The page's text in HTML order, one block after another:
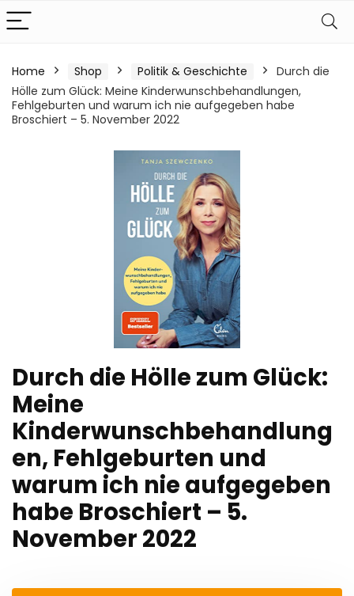
Home Shop Politik & Geschichte
Durch die
Hölle zum Glück: Meine Kinderwunschbehandlungen,
Fehlgeburten und warum ich nie aufgegeben habe
Broschiert – 5. November 2022
Durch die Hölle zum Glück:
Meine
Kinderwunschbehandlung
en, Fehlgeburten und
warum ich nie aufgegeben
habe Broschiert – 5.
November 2022